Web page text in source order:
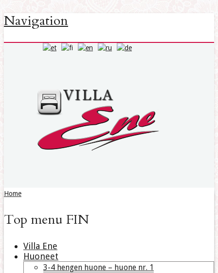
Navigation
Home
Top menu FIN
Villa Ene
Huoneet
3-4 hengen huone – huone nr. 1